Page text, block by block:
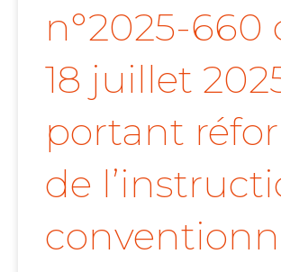
n°2025-660
18 juillet
portant
de